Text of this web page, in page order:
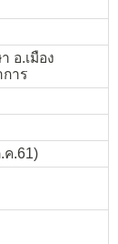
อ.เมือง
าร
ค.61)